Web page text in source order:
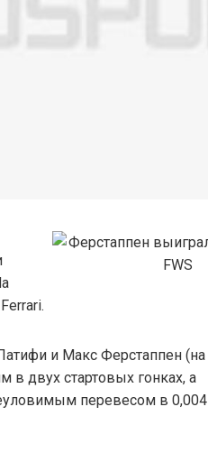
и Макс Ферстаппен (на
в двух стартовых гонках, а
перевесом в 0,004